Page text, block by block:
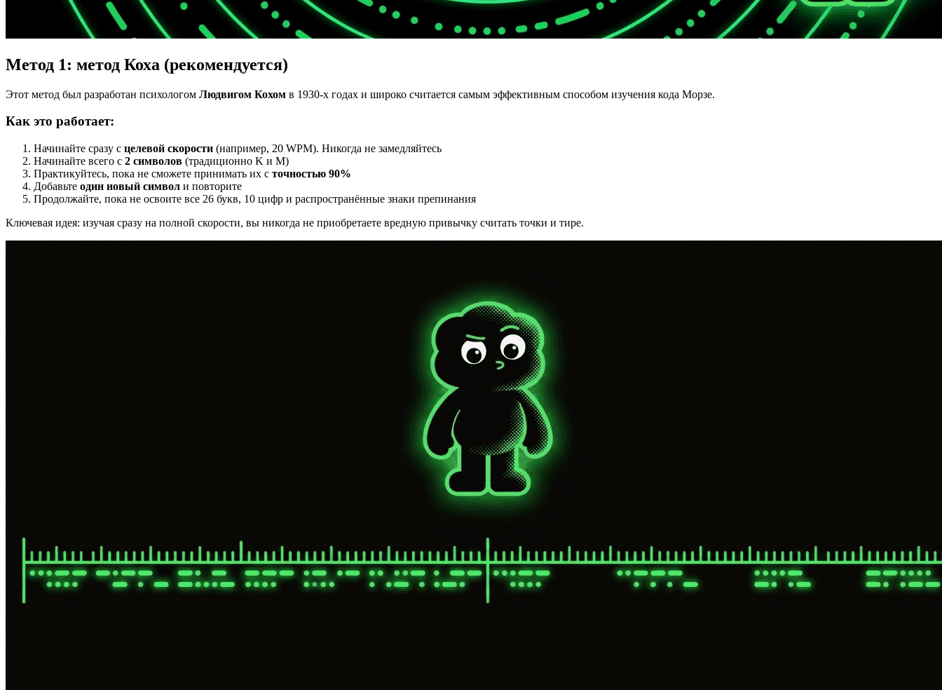
Метод 1: метод Коха (рекомендуется)
Этот метод был разработан психологом Людвигом Кохом в 1930-х годах и широко считается самым эффективным способом изучения кода Морзе.
Как это работает:
Начинайте сразу с целевой скорости (например, 20 WPM). Никогда не замедляйтесь
Начинайте всего с 2 символов (традиционно K и M)
Практикуйтесь, пока не сможете принимать их с точностью 90%
Добавьте один новый символ и повторите
Продолжайте, пока не освоите все 26 букв, 10 цифр и распространённые знаки препинания
Ключевая идея: изучая сразу на полной скорости, вы никогда не приобретаете вредную привычку считать точки и тире.